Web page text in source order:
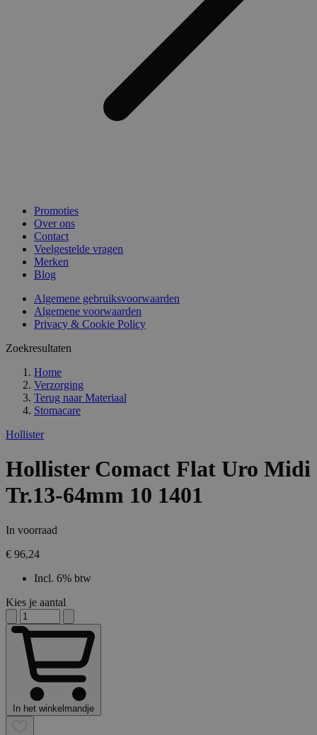
Promoties
Over ons
Contact
Veelgestelde vragen
Merken
Blog
Algemene gebruiksvoorwaarden
Algemene voorwaarden
Privacy & Cookie Policy
Zoekresultaten
Home
Verzorging
Terug naar Materiaal
Stomacare
Hollister
Hollister Comact Flat Uro Midi
Tr.13-64mm 10 1401
In voorraad
€ 96,24
Incl. 6% btw
Kies je aantal
In het winkelmandje